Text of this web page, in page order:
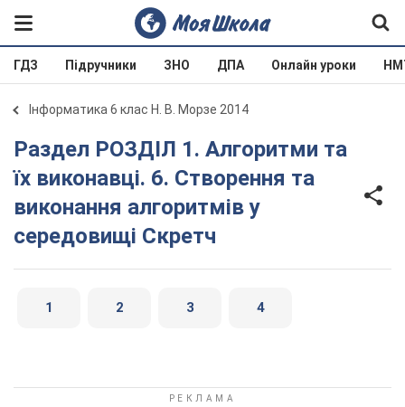
ГДЗ Підручники ЗНО ДПА Онлайн уроки
Інформатика 6 клас Н. В. Морзе 2014
Раздел РОЗДІЛ 1. Алгоритми та
їх виконавці. 6. Створення та
виконання алгоритмів у
середовищі Скретч
1 2 3 4